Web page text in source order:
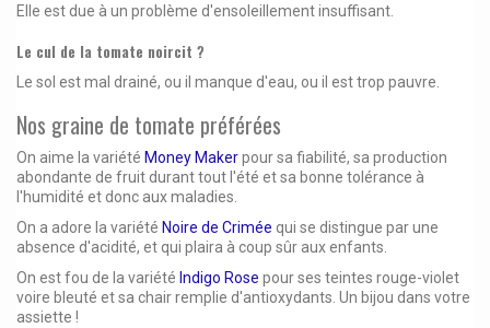
Elle est due à un problème d'ensoleillement insuffisant.
Le cul de la tomate noircit ?
Le sol est mal drainé, ou il manque d'eau, ou il est trop pauvre.
Nos graine de tomate préférées
On aime la variété Money Makerpour sa fiabilité, sa production
abondante de fruit durant tout l'été et sa bonne tolérance à
l'humidité et donc aux maladies.
On a adore la variété Noire de Crimée qui se distingue par une
absence d'acidité, et qui plaira à coup sûr aux enfants.
On est fou de la variété Indigo Rose pour ses teintes rouge-violet
voire bleuté et sa chair remplie d'antioxydants. Un bijou dans votre
assiette !